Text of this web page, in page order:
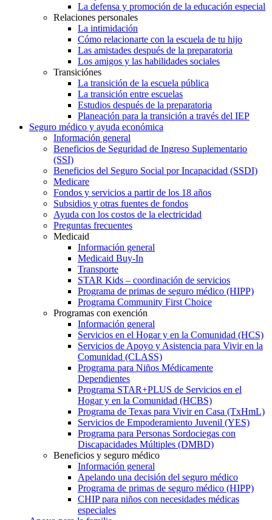
La defensa y promoción de la educación especial
Relaciones personales
La intimidación
Cómo relacionarte con la escuela de tu hijo
Las amistades después de la preparatoria
Los amigos y las habilidades sociales
Transiciónes
La transición de la escuela pública
La transición entre escuelas
Estudios después de la preparatoria
Planeación para la transición a través del IEP
Seguro médico y ayuda económica
Información general
Beneficios de Seguridad de Ingreso Suplementario
(SSI)
Beneficios del Seguro Social por Incapacidad (SSDI)
Medicare
Fondos y servicios a partir de los 18 años
Subsidios y otras fuentes de fondos
Ayuda con los costos de la electricidad
Preguntas frecuentes
Medicaid
Información general
Medicaid Buy-In
Transporte
STAR Kids – coordinación de servicios
Programa de primas de seguro médico (HIPP)
Programa Community First Choice
Programas con exención
Información general
Servicios en el Hogar y en la Comunidad (HCS)
Servicios de Apoyo y Asistencia para Vivir en la
Comunidad (CLASS)
Programa para Niños Médicamente
Dependientes
Programa STAR+PLUS de Servicios en el
Hogar y en la Comunidad (HCBS)
Programa de Texas para Vivir en Casa (TxHmL)
Servicios de Empoderamiento Juvenil (YES)
Programa para Personas Sordociegas con
Discapacidades Múltiples (DMBD)
Beneficios y seguro médico
Información general
Apelando una decisión del seguro médico
Programa de primas de seguro médico (HIPP)
CHIP para niños con necesidades médicas
especiales